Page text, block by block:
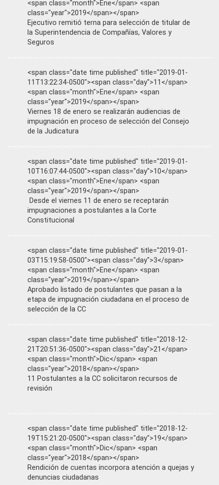
<span class="month">Ene</span> <span
class="year">2019</span></span>
Ejecutivo remitió terna para selección de titular de
la Superintendencia de Compañías, Valores y
Seguros
<span class="date time published" title="2019-01-
11T13:22:34-0500"><span class="day">11</span>
<span class="month">Ene</span> <span
class="year">2019</span></span>
Viernes 18 de enero se realizarán audiencias de
impugnación en proceso de selección del Consejo
de la Judicatura
<span class="date time published" title="2019-01-
10T16:07:44-0500"><span class="day">10</span>
<span class="month">Ene</span> <span
class="year">2019</span></span>
Desde el viernes 11 de enero se receptarán
impugnaciones a postulantes a la Corte
Constitucional
<span class="date time published" title="2019-01-
03T15:19:58-0500"><span class="day">3</span>
<span class="month">Ene</span> <span
class="year">2019</span></span>
Aprobado listado de postulantes que pasan a la
etapa de impugnación ciudadana en el proceso de
selección de la CC
<span class="date time published" title="2018-12-
21T20:51:36-0500"><span class="day">21</span>
<span class="month">Dic</span> <span
class="year">2018</span></span>
11 Postulantes a la CC solicitaron recursos de
revisión
<span class="date time published" title="2018-12-
19T15:21:20-0500"><span class="day">19</span>
<span class="month">Dic</span> <span
class="year">2018</span></span>
Rendición de cuentas incorpora atención a quejas y
denuncias ciudadanas